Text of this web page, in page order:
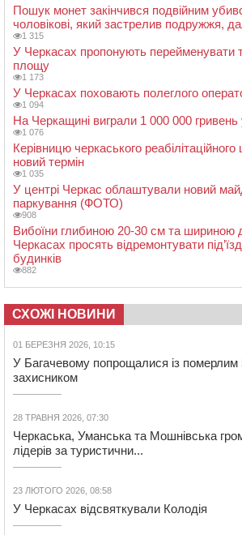
Пошук монет закінчився подвійним
чоловікові, який застрелив подружжя,
1 315
У Черкасах пропонують перейменувати
площу
1 173
У Черкасах поховають полеглого
1 094
На Черкащині виграли 1 000 000 гривень
1 076
Керівницю черкаського
новий термін
1 035
У центрі Черкас облаштували новий
паркування (ФОТО)
908
Вибоїни глибиною 20-30 см та шириною
Черкасах просять відремонтувати
будинків
882
СХОЖІ НОВИНИ
01 БЕРЕЗНЯ 2026, 10:15
У Багачевому попрощалися із померлим
захисником
28 ТРАВНЯ 2026, 07:30
Черкаська, Уманська та Мошнівська
лідерів за туристични...
23 ЛЮТОГО 2026, 08:58
У Черкасах відсвяткували Колодія